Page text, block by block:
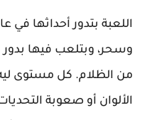
اللعبة بتدور أحداثها في
وسحر، وبتلعب فيها
من الظلام. كل مستوى
الألوان أو صعوبة